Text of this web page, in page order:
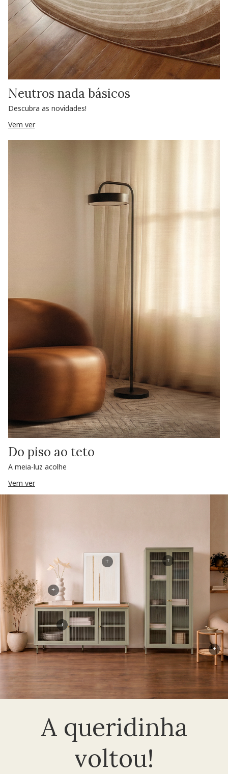
Neutros nada básicos
Descubra as novidades!
Vem ver
Do piso ao teto
A meia-luz acolhe
Vem ver
A queridinha
voltou!
+
+
+
+
+